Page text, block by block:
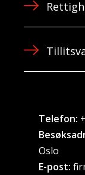
Telefon:
Oslo
E-post: